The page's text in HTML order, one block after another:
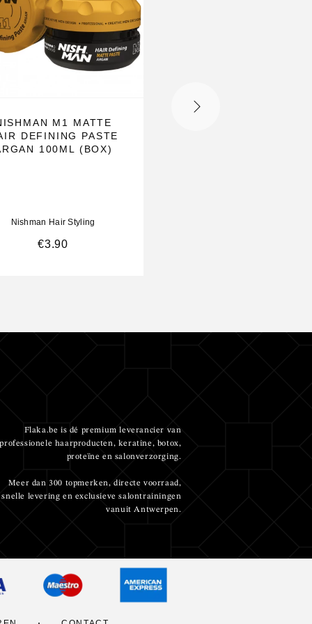
M1 MATTE
DEFINING PASTE
100ML (BOX)
Nishman Hair Styling
€3.90
Flaka.be is dé premium leverancier van
professionele haarproducten, keratine, botox,
proteïne en salonverzorging.
Meer dan 300 topmerken, directe voorraad,
snelle levering en exclusieve salontrainingen
vanuit Antwerpen.